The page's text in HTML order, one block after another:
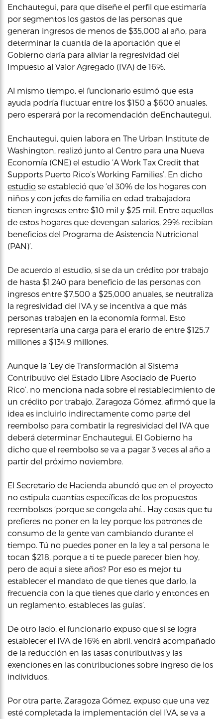
Enchautegui, para que diseñe el perfil que estimaría
por segmentos los gastos de las personas que
generan ingresos de menos de $35,000 al año, para
determinar la cuantía de la aportación que el
Gobierno daría para aliviar la regresividad del
Impuesto al Valor Agregado (IVA) de 16%.
Al mismo tiempo, el funcionario estimó que esta
ayuda podría fluctuar entre los $150 a $600 anuales,
pero esperará por la recomendación deEnchautegui.
Enchautegui, quien labora en The Urban Institute de
Washington, realizó junto al Centro para una Nueva
Economía (CNE) el estudio ‘A Work Tax Credit that
Supports Puerto Rico’s Working Families’. En dicho
estudio se estableció que ‘el 30% de los hogares con
niños y con jefes de familia en edad trabajadora
tienen ingresos entre $10 mil y $25 mil. Entre aquellos
de estos hogares que devengan salarios, 29% recibían
beneficios del Programa de Asistencia Nutricional
(PAN)’.
De acuerdo al estudio, si se da un crédito por trabajo
de hasta $1,240 para beneficio de las personas con
ingresos entre $7,500 a $25,000 anuales, se neutraliza
la regresividad del IVA y se incentiva a que más
personas trabajen en la economía formal. Esto
representaría una carga para el erario de entre $125.7
millones a $134.9 millones.
Aunque la ‘Ley de Transformación al Sistema
Contributivo del Estado Libre Asociado de Puerto
Rico’, no menciona nada sobre el restablecimiento de
un crédito por trabajo, Zaragoza Gómez, afirmó que la
idea es incluirlo indirectamente como parte del
reembolso para combatir la regresividad del IVA que
deberá determinar Enchautegui. El Gobierno ha
dicho que el reembolso se va a pagar 3 veces al año a
partir del próximo noviembre.
El Secretario de Hacienda abundó que en el proyecto
no estipula cuantías específicas de los propuestos
reembolsos ‘porque se congela ahí… Hay cosas que tu
prefieres no poner en la ley porque los patrones de
consumo de la gente van cambiando durante el
tiempo. Tú no puedes poner en la ley a tal persona le
tocan $218, porque a ti te puede parecer bien hoy,
pero de aquí a siete años? Por eso es mejor tu
establecer el mandato de que tienes que darlo, la
frecuencia con la que tienes que darlo y entonces en
un reglamento, estableces las guías’.
De otro lado, el funcionario expuso que si se logra
establecer el IVA de 16% en abril, vendrá acompañado
de la reducción en las tasas contributivas y las
exenciones en las contribuciones sobre ingreso de los
individuos.
Por otra parte, Zaragoza Gómez, expuso que una vez
esté completada la implementación del IVA, se va a